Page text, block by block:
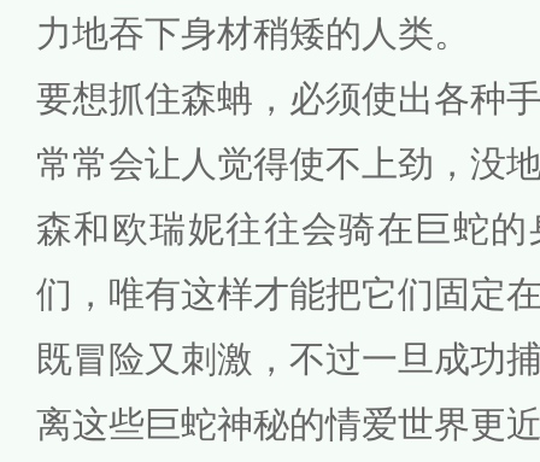
力地吞下身材稍矮的人类。
要想抓住森蚺，必须使出各种
常常会让人觉得使不上劲，没
森和欧瑞妮往往会骑在巨蛇
们，唯有这样才能把它们固定
既冒险又刺激，不过一旦成功
离这些巨蛇神秘的情爱世界更